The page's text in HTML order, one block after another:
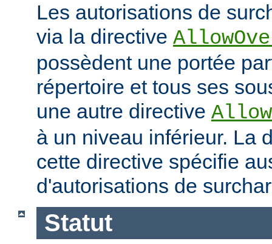
Les autorisations de
via la directive
possèdent une portée
répertoire et tous ses
une autre directive
à un niveau inférieur. La
cette directive spécifie
d'autorisations de
Statut